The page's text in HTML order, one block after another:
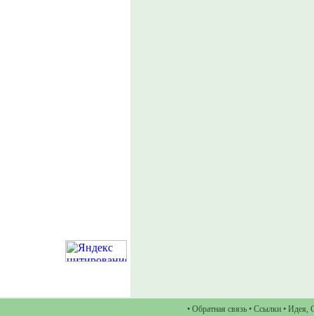
• Обратная связь• Ссылки• Идея,